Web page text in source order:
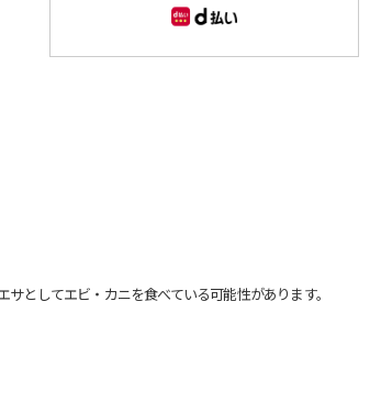
としてエビ・カニを食べている可能性があります。